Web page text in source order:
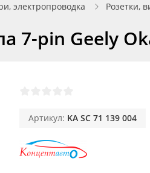
электропроводка
Розетки,
pin Geely
Артикул: KA SC 71 139 004